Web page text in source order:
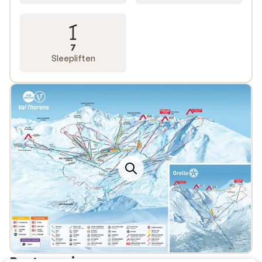
7
Sleepliften